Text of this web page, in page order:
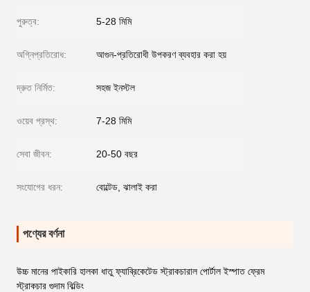
পুরুত্ব: 5-28 মিমি
অগ্নিপ্রতিরোধ: আগুন-প্রতিরোধী উপকরণ ব্যবহার করা হয়
দ্রুত নির্মিত: সহজ ইনস্টল
ওয়েব প্রস্থ: 7-28 মিমি
সেবা জীবন: 20-50 বছর
সংযোগের ধরন: বোল্টেড, ঝালাই করা
পণ্যের বর্ণনা
উচ্চ মানের পাইকারি হালকা ধাতু ফ্যাব্রিকেটেড স্ট্রাকচারাল পোর্টাল ইস্পাত ফ্রেম
স্ট্রাকচার গুদাম বিল্ডিং